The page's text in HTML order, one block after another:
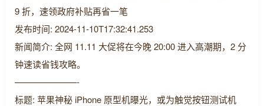
9 折，速领政府补贴再省一笔
发布时间: 2024-11-10T17:32:41.253
新闻简介: 全网 11.11 大促将在今晚 20:00 进入高潮期，2 分
钟速读省钱攻略。
———————-
标题: 苹果神秘 iPhone 原型机曝光，或为触觉按钮测试机